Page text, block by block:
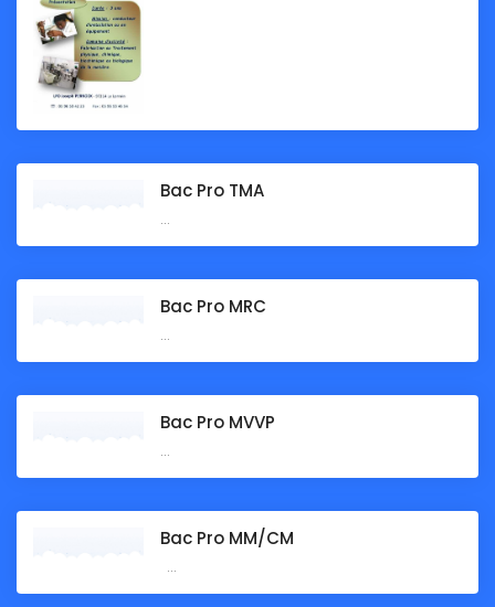
Bac Pro TMA
...
Bac Pro MRC
...
Bac Pro MVVP
...
Bac Pro MM/CM
...